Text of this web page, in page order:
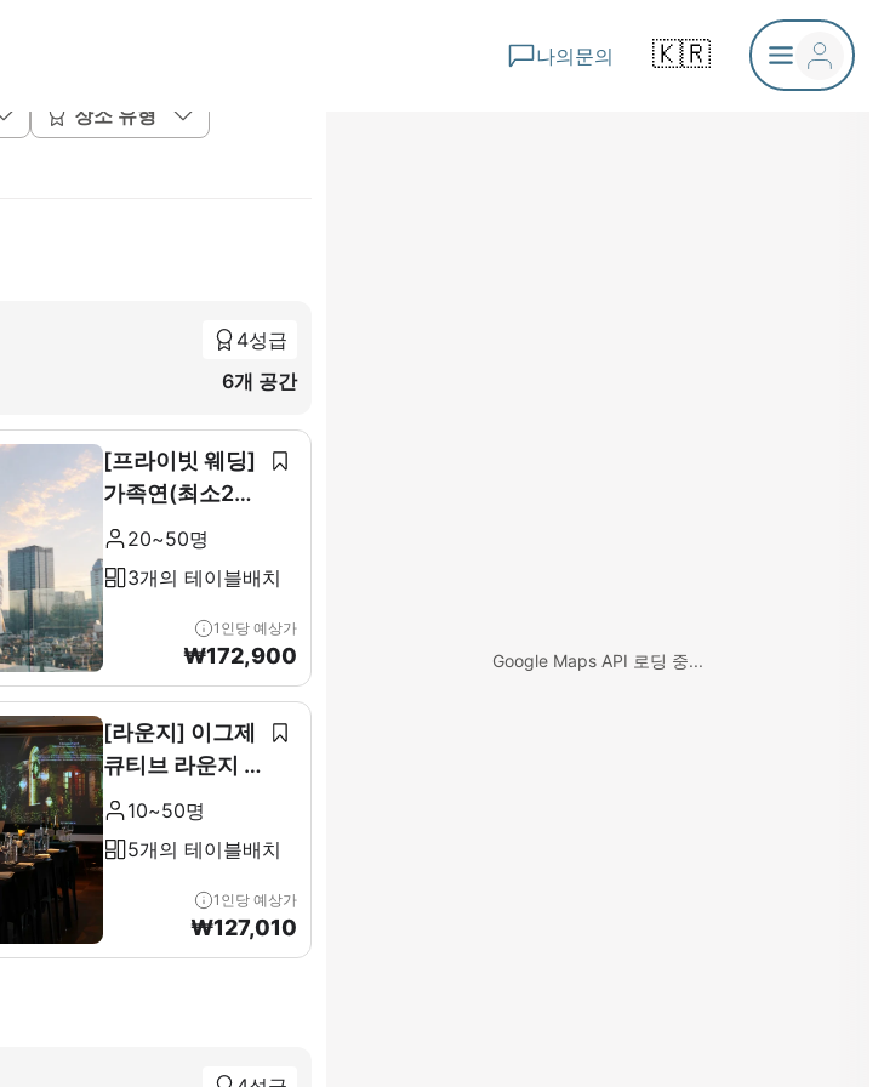
나의문의 🇰🇷
장소 유형
4성급
6개 공간
[프라이빗 웨딩]
가족연(최소20~
최대 50인)
20~50명
3개의 테이블배치
1인당 예상가
₩172,900
[라운지] 이그제
큐티브 라운지 &
테라스 전층(11F
10~50명
5개의 테이블배치
1인당 예상가
₩127,010
Google Maps API 로딩 중...